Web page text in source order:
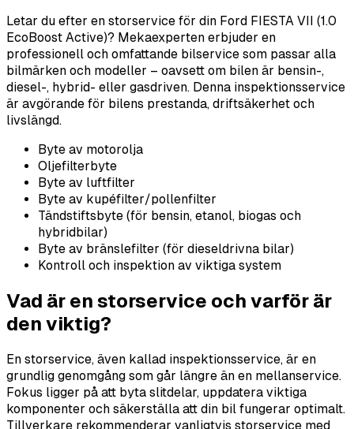
Letar du efter en storservice för din Ford FIESTA VII (1.0
EcoBoost Active)? Mekaexperten erbjuder en
professionell och omfattande bilservice som passar alla
bilmärken och modeller – oavsett om bilen är bensin-,
diesel-, hybrid- eller gasdriven. Denna inspektionsservice
är avgörande för bilens prestanda, driftsäkerhet och
livslängd.
Byte av motorolja
Oljefilterbyte
Byte av luftfilter
Byte av kupéfilter/pollenfilter
Tändstiftsbyte (för bensin, etanol, biogas och
hybridbilar)
Byte av bränslefilter (för dieseldrivna bilar)
Kontroll och inspektion av viktiga system
Vad är en storservice och varför är
den viktig?
En storservice, även kallad inspektionsservice, är en
grundlig genomgång som går längre än en mellanservice.
Fokus ligger på att byta slitdelar, uppdatera viktiga
komponenter och säkerställa att din bil fungerar optimalt.
Tillverkare rekommenderar vanligtvis storservice med